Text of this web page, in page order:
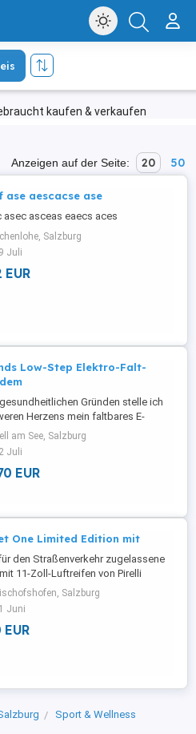
kaufen & verkaufen
Anzeigen auf der Seite: 20 50
ase aescacse ase
asec asceas eaecs aces
Salzburg
Juli
EUR
Low-Step Elektro-Falt-
Gründen stelle ich
Herzens mein faltbares E-
zum Verkauf frei. Besonders
Ausstattung. Baujahr
Mai 2019 Kaufpreis betrug über
Euro. In 6 Jahren hat das E-Tandem
am See, Salzburg
Juli
EUR
One Limited Edition mit
den Straßenverkehr zugelassene
11-Zoll-Luftreifen von Pirelli
Egret One bietet optimalen
und Komfort. Der Egret One
über hydraulische Schaeffler B-
Felgenbremsen, deren Bremshebel
Salzburg
Juni
EUR
Sport & Wellness